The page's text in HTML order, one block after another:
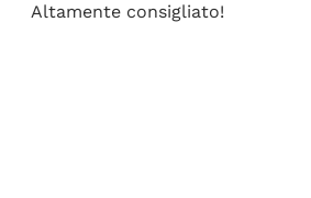
Altamente consigliato!